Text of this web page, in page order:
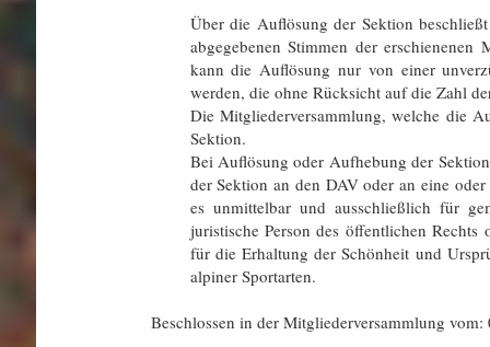
Über die Auflösung der Sektion
abgegebenen Stimmen der
kann die Auflösung nur von einer
werden, die ohne Rücksicht auf die Zahl
Die Mitgliederversammlung, welche die
Sektion.
Bei Auflösung oder Aufhebung der
der Sektion an den DAV oder an eine
es unmittelbar und ausschließlich für
juristische Person des öffentlichen
für die Erhaltung der Schönheit und
alpiner Sportarten.
Beschlossen in der Mitgliederversammlung vom: